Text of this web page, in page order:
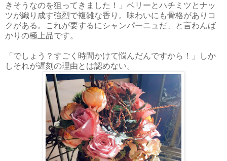
きそうなのを狙ってきました！」ベリーとハチミツとナッ
ツが織り成す強烈で複雑な香り。味わいにも骨格がありコ
クがある。これが要するにシャンパーニュだ、と言わんば
かりの極上品です。
「でしょう？すごく時間かけて悩んだんですから！」しか
しそれが遅刻の理由とは認めない。